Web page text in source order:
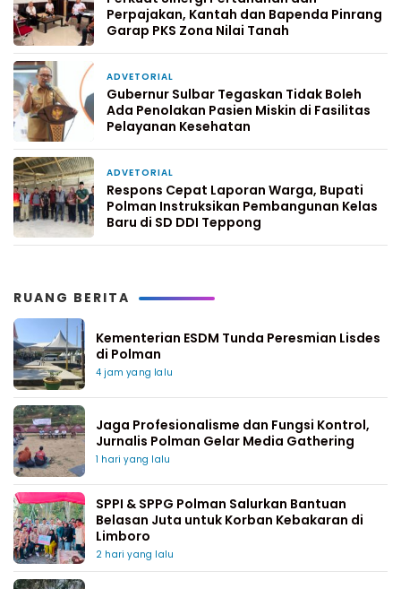
Perpajakan, Kantah dan Bapenda Pinrang
Garap PKS Zona Nilai Tanah
ADVETORIAL
Gubernur Sulbar Tegaskan Tidak Boleh
Ada Penolakan Pasien Miskin di Fasilitas
Pelayanan Kesehatan
ADVETORIAL
Respons Cepat Laporan Warga, Bupati
Polman Instruksikan Pembangunan Kelas
Baru di SD DDI Teppong
RUANG BERITA
Kementerian ESDM Tunda Peresmian Lisdes
di Polman
4 jam yang lalu
Jaga Profesionalisme dan Fungsi Kontrol,
Jurnalis Polman Gelar Media Gathering
1 hari yang lalu
SPPI & SPPG Polman Salurkan Bantuan
Belasan Juta untuk Korban Kebakaran di
Limboro
2 hari yang lalu